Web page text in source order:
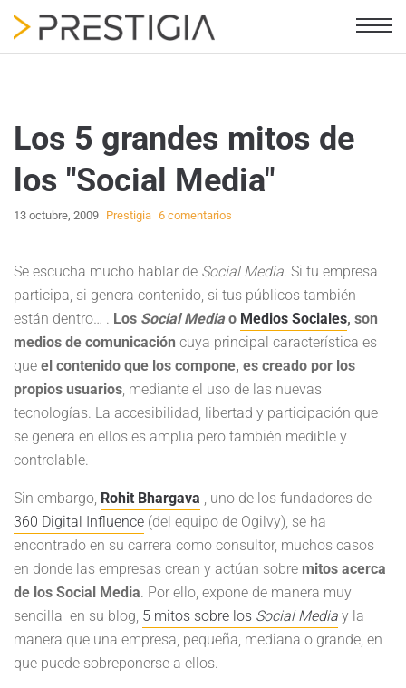
Los 5 grandes mitos de
los "Social Media"
13 octubre, 2009 Prestigia 6 comentarios
Se escucha mucho hablar de Social Media. Si tu empresa
participa, si genera contenido, si tus públicos también
están dentro… . Los Social Mediao Medios Sociales, son
medios de comunicación cuya principal característica es
que el contenido que los compone, es creado por los
propios usuarios, mediante el uso de las nuevas
tecnologías. La accesibilidad, libertad y participación que
se genera en ellos es amplia pero también medible y
controlable.
Sin embargo, Rohit Bhargava , uno de los fundadores de
360 Digital Influence (del equipo de Ogilvy), se ha
encontrado en su carrera como consultor, muchos casos
en donde las empresas crean y actúan sobre mitos acerca
de los Social Media. Por ello, expone de manera muy
sencilla en su blog, 5 mitos sobre los Social Media y la
manera que una empresa, pequeña, mediana o grande, en
que puede sobreponerse a ellos.